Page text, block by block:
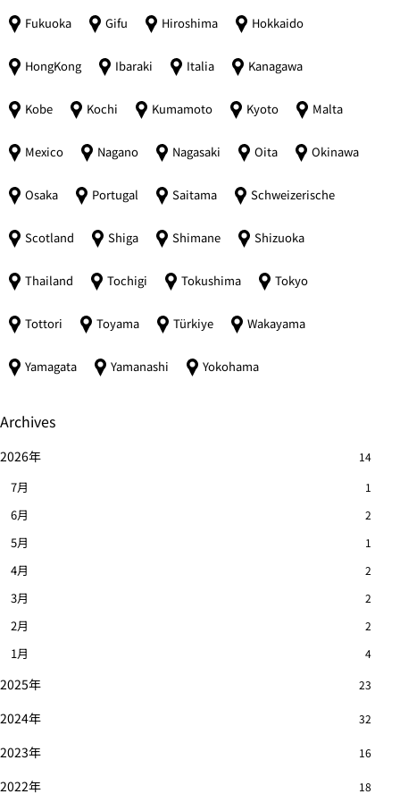
Archives
2026年 14
7月 1
6月 2
5月 1
4月 2
3月 2
2月 2
1月 4
2025年 23
2024年 32
2023年 16
2022年 18
Fukuoka Gifu Hiroshima Hokkaido
HongKong Ibaraki Italia Kanagawa
Kobe Kochi Kumamoto Kyoto Malta
Mexico Nagano Nagasaki Oita Okinawa
Osaka Portugal Saitama Schweizerische
Scotland Shiga Shimane Shizuoka
Thailand Tochigi Tokushima Tokyo
Tottori Toyama Türkiye Wakayama
Yamagata Yamanashi Yokohama